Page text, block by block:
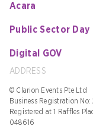
Acara
Public Sector Day
Digital GOV
ADDRESS
© Clarion Events Pte Ltd
Business Registration
Registered at 1 Raffles
048616